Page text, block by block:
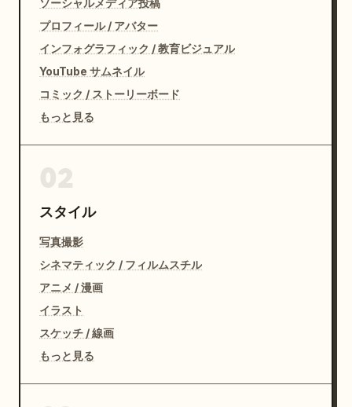
ソーシャルメディア投稿
プロフィール / アバター
インフォグラフィック / 教育ビジュアル
YouTube サムネイル
コミック / ストーリーボード
もっと見る
スタイル
写真撮影
シネマティック / フィルムスチル
アニメ / 漫画
イラスト
スケッチ / 線画
もっと見る